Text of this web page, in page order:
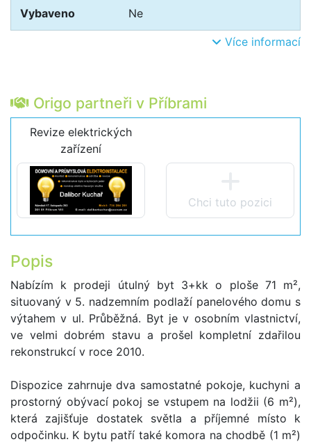
Vybaveno
Ne
Více informací
Origo partneři v Příbrami
Revize elektrických
zařízení
Chci tuto pozici
Popis
Nabízím k prodeji útulný byt 3+kk o ploše 71 m²,
situovaný v 5. nadzemním podlaží panelového domu s
výtahem v ul. Průběžná. Byt je v osobním vlastnictví,
ve velmi dobrém stavu a prošel kompletní zdařilou
rekonstrukcí v roce 2010.
Dispozice zahrnuje dva samostatné pokoje, kuchyni a
prostorný obývací pokoj se vstupem na lodžii (6 m²),
která zajišťuje dostatek světla a příjemné místo k
odpočinku. K bytu patří také komora na chodbě (1 m²)